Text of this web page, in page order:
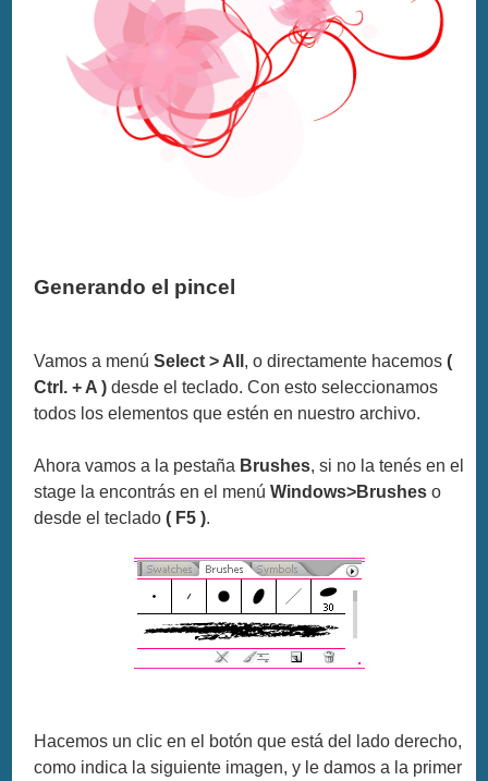
Generando el pincel
Vamos a menúSelect > All , o directamente hacemos(
Ctrl. + A ) desde el teclado. Con esto seleccionamos
todos los elementos que estén en nuestro archivo.
Ahora vamos a la pestaña Brushes, si no la tenés en el
stage la encontrás en el menúWindows>Brushes o
desde el teclado( F5 ).
Hacemos un clic en el botón que está del lado derecho,
como indica la siguiente imagen, y le damos a la primer